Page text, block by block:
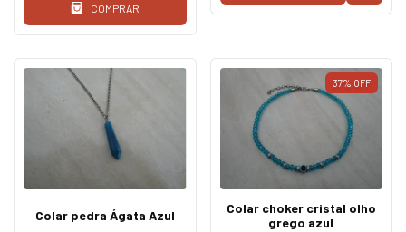
COMPRAR
Colar pedra Ágata Azul
37% OFF
Colar choker cristal olho
grego azul